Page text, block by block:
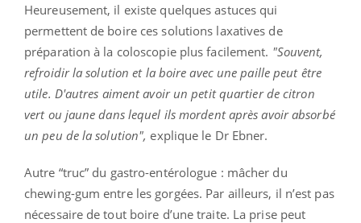
Heureusement, il existe quelques astuces qui
permettent de boire ces solutions laxatives de
préparation à la coloscopie plus facilement. "Souvent,
refroidir la solution et la boire avec une paille peut être
utile. D'autres aiment avoir un petit quartier de citron
vert ou jaune dans lequel ils mordent après avoir absorbé
un peu de la solution", explique le Dr Ebner.
Autre “truc” du gastro-entérologue : mâcher du
chewing-gum entre les gorgées. Par ailleurs, il n’est pas
nécessaire de tout boire d’une traite. La prise peut